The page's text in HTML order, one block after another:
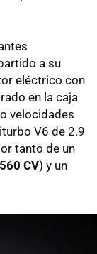
a su
eléctrico con
en la caja
velocidades
V6 de 2.9
tanto de un
560 CV) y un